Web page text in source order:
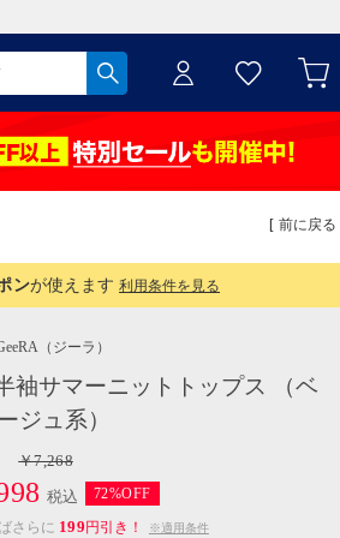
[ 前に戻る ]
ンが使えます 利用条件を見る
（ジーラ）
袖サマーニットトップス （ベ
ジュ系）
￥7,268
税込
72%OFF
さらに 199円引き！ ※適用条件